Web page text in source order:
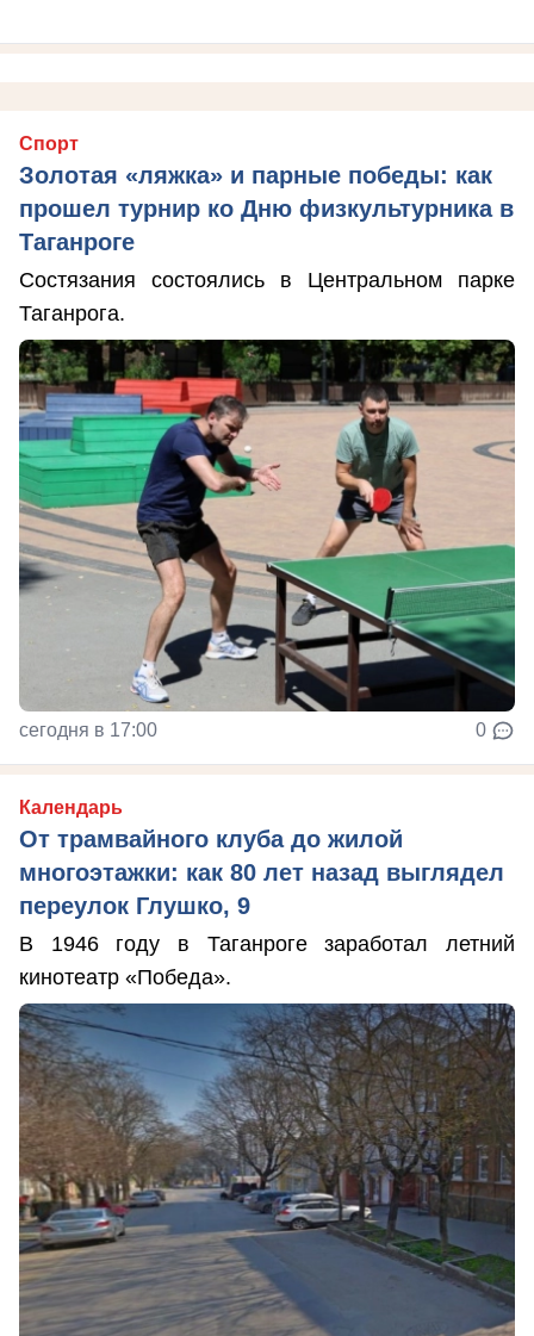
Спорт
Золотая «ляжка» и парные победы: как
прошел турнир ко Дню физкультурника в
Таганроге
Состязания состоялись в Центральном парке
Таганрога.
сегодня в 17:00 0
Календарь
От трамвайного клуба до жилой
многоэтажки: как 80 лет назад выглядел
переулок Глушко, 9
В 1946 году в Таганроге заработал летний
кинотеатр «Победа».